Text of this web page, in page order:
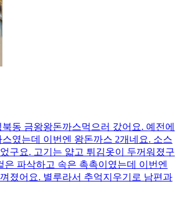
동 금왕왕돈까스먹으러 갔어요. 예전에
였는데 이번엔 왕돈까스 2개네요. 소스
구요. 고기는 얇고 튀김옷이 두꺼워졌구
은 파삭하고 속은 촉촉이였는데 이번엔
졌어요. 별루라서 추억지우기로 남편과